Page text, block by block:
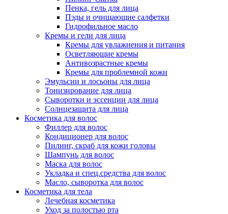
Пенка, гель для лица
Пэды и очищающие салфетки
Гидрофильное масло
Кремы и гели для лица
Кремы для увлажнения и питания
Осветляющие кремы
Антивозрастные кремы
Кремы для проблемной кожи
Эмульсии и лосьоны для лица
Тонизирование для лица
Сыворотки и эссенции для лица
Солнцезащита для лица
Косметика для волос
Филлер для волос
Кондиционер для волос
Пилинг, скраб для кожи головы
Шампунь для волос
Маска для волос
Укладка и спец.средства для волос
Масло, сыворотка для волос
Косметика для тела
Лечебная косметика
Уход за полостью рта